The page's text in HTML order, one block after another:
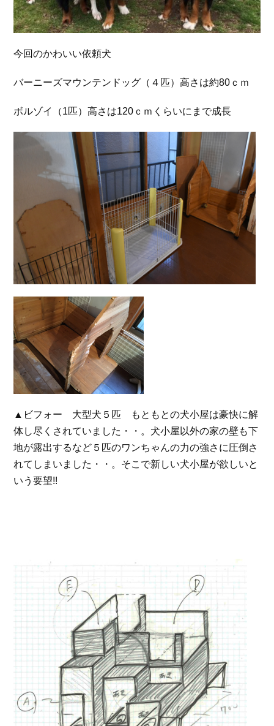
今回のかわいい依頼犬
バーニーズマウンテンドッグ（４匹）高さは約80ｃｍ
ボルゾイ（1匹）高さは120ｃｍくらいにまで成長
▲ビフォー 大型犬５匹 もともとの犬小屋は豪快に解
体し尽くされていました・・。犬小屋以外の家の壁も下
地が露出するなど５匹のワンちゃんの力の強さに圧倒さ
れてしまいました・・。そこで新しい犬小屋が欲しいと
いう要望!!